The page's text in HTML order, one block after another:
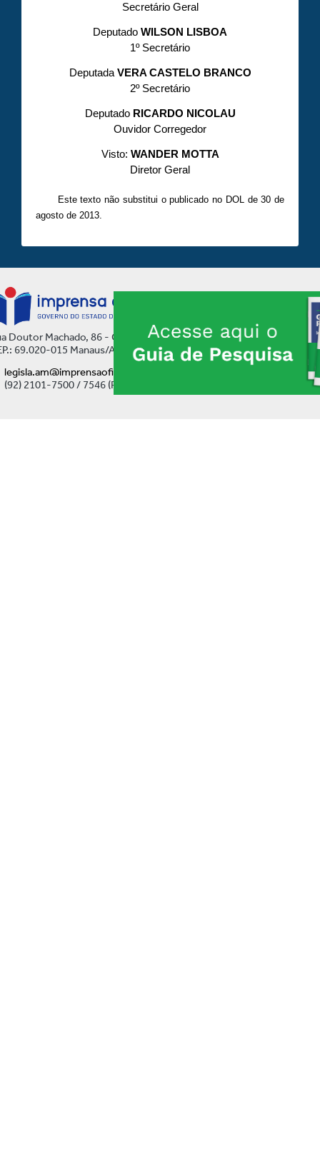
Secretário Geral
Deputado WILSON LISBOA
1º Secretário
DeputadaVERA CASTELO BRANCO
2º Secretário
DeputadoRICARDO NICOLAU
Ouvidor Corregedor
Visto: WANDER MOTTA
Diretor Geral
Este texto não substitui o publicado no DOL de 30 de
agosto de 2013.
Doutor Machado, 86 - Centro
69.020-015 Manaus/AM
legisla.am@imprensaoficial.am.gov.br
(92) 2101-7500 / 7546 (Ramal)